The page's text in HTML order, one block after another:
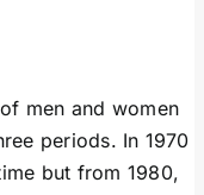
men and women
periods. In 1970
but from 1980,